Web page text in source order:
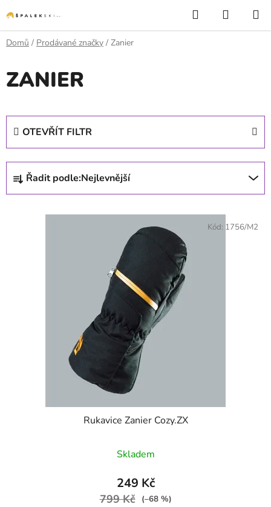
Hledat
Domů / Prodávané značky / Zanier
ZANIER
OTEVŘÍT FILTR
Řazení produktů
Řadit podle:Nejlevnější
Výpis produktů
Rukavice Zanier Cozy.ZX
Skladem
249 Kč
799 Kč (–68 %)
Kód: 1756/M2